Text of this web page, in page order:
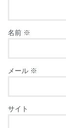
名前 ※
メール ※
サイト